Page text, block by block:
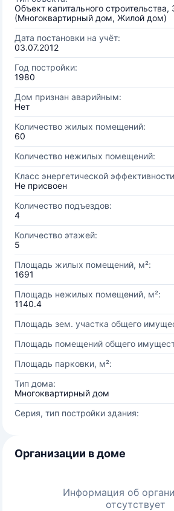
Объект капитального строительства,
(Многоквартирный дом, Жилой дом)
Дата постановки на учёт:
03.07.2012
Год постройки:
1980
Дом признан аварийным:
Нет
Количество жилых помещений:
60
Количество нежилых помещений:
Класс энергетической
Не присвоен
Количество подъездов:
4
Количество этажей:
5
Площадь жилых помещений, м²:
1691
Площадь нежилых помещений, м²:
1140.4
Площадь зем. участка общего
Площадь помещений общего
Площадь парковки, м²:
Тип дома:
Многоквартирный дом
Серия, тип постройки здания:
Организации в доме
Информация об
отсутствует